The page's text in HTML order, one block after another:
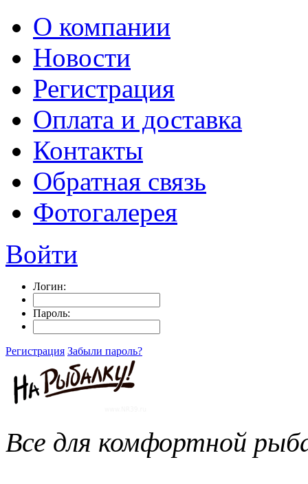
О компании
Новости
Регистрация
Оплата и доставка
Контакты
Обратная связь
Фотогалерея
Войти
Логин:
Пароль:
Регистрация Забыли пароль?
Все для комфортной